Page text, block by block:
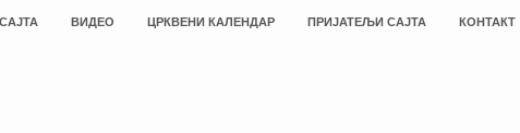
ВИДЕО ЦРКВЕНИ КАЛЕНДАР ПРИЈАТЕЉИ САЈТА КОНТАКТ